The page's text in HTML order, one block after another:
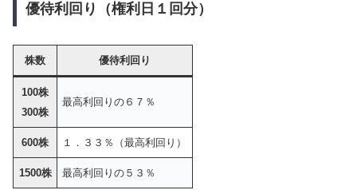
優待利回り（権利日１回分）
株数 優待利回り
100株
300株
最高利回りの６７％
600株 １．３３％（最高利回り）
1500株 最高利回りの５３％